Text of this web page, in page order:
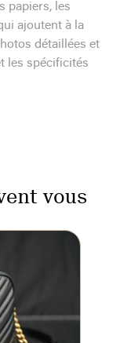
papiers, les
ajoutent à la
détaillées et
les spécificités
vous